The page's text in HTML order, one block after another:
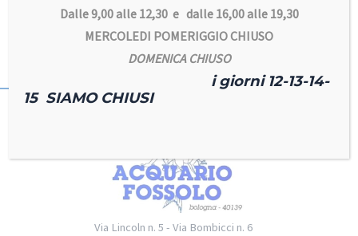
Via Lincoln n. 5 - Via Bombicci n. 6
Dalle 9,00 alle 12,30 e dalle 16,00 alle 19,30
MERCOLEDI POMERIGGIO CHIUSO
DOMENICA CHIUSO
i giorni 12-13-14-
15 SIAMO CHIUSI